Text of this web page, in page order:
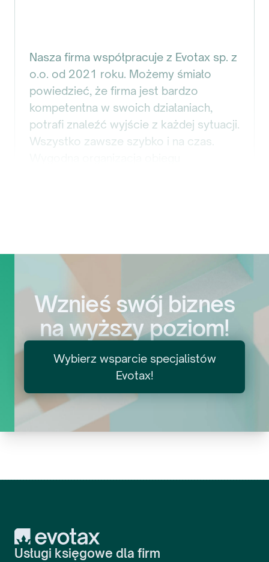
Nasza firma współpracuje z Evotax sp. z
o.o. od 2021 roku. Możemy śmiało
powiedzieć, że firma jest bardzo
kompetentna w swoich działaniach,
potrafi znaleźć wyjście z każdej sytuacji.
Wszystko zawsze szybko i na czas.
Usługi księgowo-kadrowe Evotax są
świadczone na wysokim poziomie
merytorycznym, współpraca przebiega
Prezes Zarządu,Lekpas sp. z o.o.
Wznieś swój biznes
na wyższy poziom!
Wybierz wsparcie specjalistów
Evotax!
Evotax
Usługi księgowe dla firm